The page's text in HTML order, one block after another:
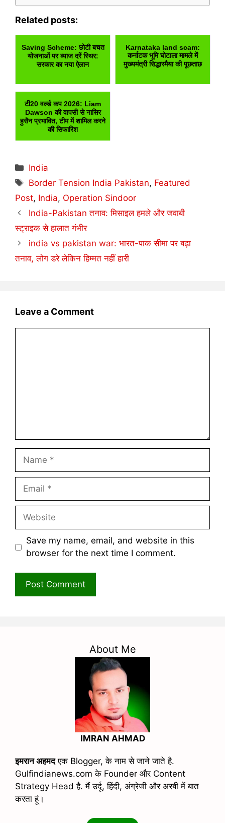
Related posts:
Saving Scheme: छोटी बचत
योजनाओं पर ब्याज दरें स्थिर:
सरकार का नया ऐलान
Karnataka land scam:
कर्नाटक भूमि घोटाला मामले में
मुख्यमंत्री सिद्धारमैया की पूछताछ
टी20 वर्ल्ड कप 2026: Liam
Dawson की वापसी से नासिर
हुसैन प्रभावित, टीम में शामिल करने
की सिफारिश
Categories
India
Tags
Border Tension India Pakistan, Featured
Post, India, Operation Sindoor
India-Pakistan तनाव: मिसाइल हमले और जवाबी
स्ट्राइक से हालात गंभीर
india vs pakistan war: भारत-पाक सीमा पर बढ़ा
तनाव, लोग डरे लेकिन हिम्मत नहीं हारी
Leave a Comment
Name
Email
Website
Save my name, email, and website in this
browser for the next time I comment.
About Me
IMRAN AHMAD
इमरान अहमदएक Blogger, के नाम से जाने जाते है.
Gulfindianews.com के Founder और Content
Strategy Head है. मैं उर्दू, हिंदी, अंग्रेजी और अरबी में बात
करता हूं।